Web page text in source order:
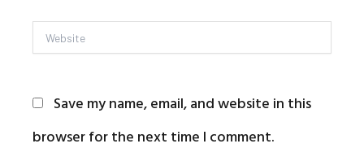
Website
Save my name, email, and website in this
browser for the next time I comment.